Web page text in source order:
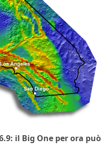
il Big One per ora può